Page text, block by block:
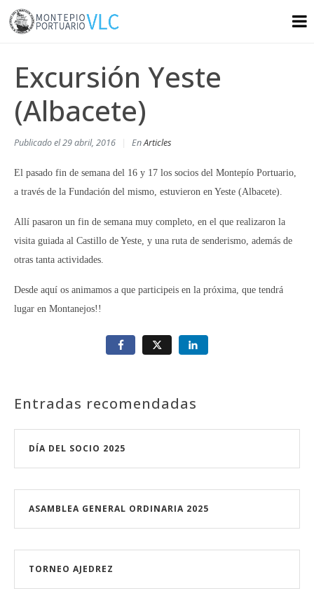
Excursión Yeste
(Albacete)
Publicado el29 abril, 2016 EnArticles
El pasado fin de semana del 16 y 17 los socios del Montepío Portuario,
a través de la Fundación del mismo, estuvieron en Yeste (Albacete).
Allí pasaron un fin de semana muy completo, en el que realizaron la
visita guiada al Castillo de Yeste, y una ruta de senderismo, además de
otras tanta actividades.
Desde aquí os animamos a que participeis en la próxima, que tendrá
lugar en Montanejos!!
Entradas recomendadas
DÍA DEL SOCIO 2025
ASAMBLEA GENERAL ORDINARIA 2025
TORNEO AJEDREZ